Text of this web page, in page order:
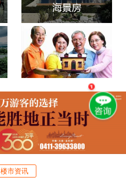
楼市资讯